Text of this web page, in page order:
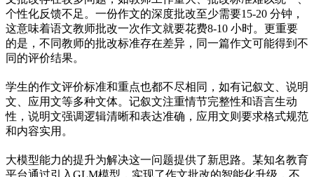
个性化反馈不足。一份作文的深度批改至少需要15-20 分钟，
这意味着语文教师批改一次作文就要花费8-10 小时。更重要
的是，不同教师的批改标准存在差异，同一篇作文可能得到不
同的评价结果。
学生的作文评价标准和重点也都不尽相同，如有记叙文、说明
文、应用文等多种文体。记叙文注重情节完整性和语言生动
性，说明文强调逻辑清晰和表达准确，应用文则要求格式规范
和内容实用。
大模型能力的提升为解决这一问题提供了新思路。某知名教育